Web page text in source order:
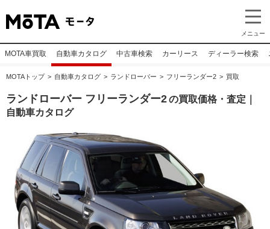
メニュー
MOTA車買取 自動車カタログ 中古車検索 カーリース ディーラー検索
MOTAトップ 自動車カタログ ランドローバー フリーランダー2 買取
ランドローバー フリーランダー2の買取価格・査定｜
自動車カタログ